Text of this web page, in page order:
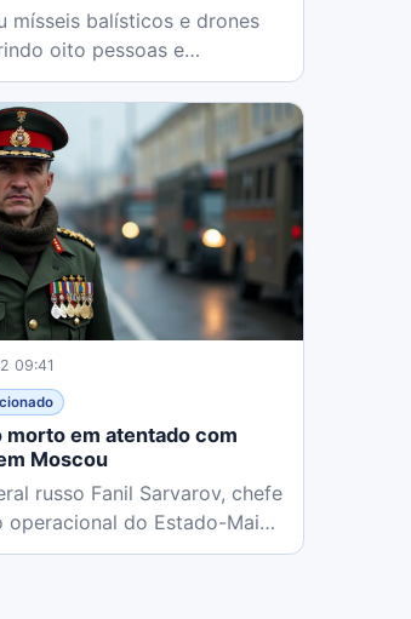
mísseis balísticos e drones
oito pessoas e
O ataque...
09:41
morto em atentado com
Moscou
russo Fanil Sarvarov, chefe
do Estado-Maior,
ataque com...